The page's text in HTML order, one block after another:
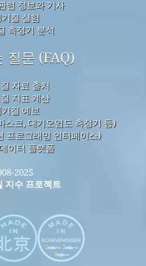
련 정보와 기사
기질 실험
측정기 분석
질문 (FAQ)
자료 출처
지표 계산
기질 예보
스크, 대기오염도 측정기 등)
프로그래밍 인터페이스)
이터 플랫폼
2025
지수 프로젝트